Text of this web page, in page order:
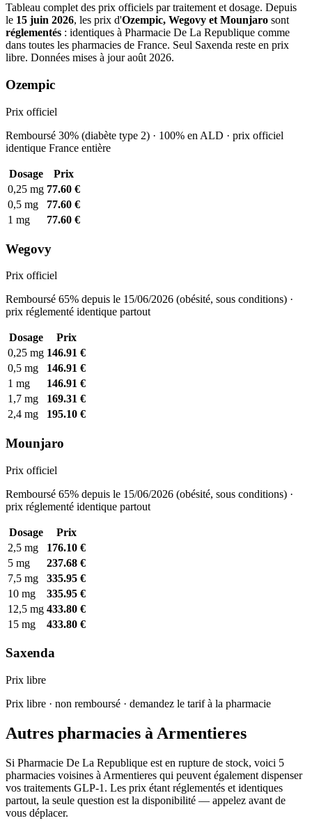
Tableau complet des prix officiels par traitement et dosage. Depuis
le 15 juin 2026, les prix d'Ozempic, Wegovy et Mounjaro sont
réglementés : identiques à Pharmacie De La Republique comme
dans toutes les pharmacies de France. Seul Saxenda reste en prix
libre. Données mises à jour août 2026.
Ozempic
Prix officiel
Remboursé 30% (diabète type 2) · 100% en ALD · prix officiel
identique France entière
Dosage
Prix
0,25 mg 77.60 €
0,5 mg
77.60 €
1 mg
77.60 €
Wegovy
Prix officiel
Remboursé 65% depuis le 15/06/2026 (obésité, sous conditions) ·
prix réglementé identique partout
Dosage
Prix
0,25 mg 146.91 €
0,5 mg
146.91 €
1 mg
146.91 €
1,7 mg
169.31 €
2,4 mg
195.10 €
Mounjaro
Prix officiel
Remboursé 65% depuis le 15/06/2026 (obésité, sous conditions) ·
prix réglementé identique partout
Dosage
Prix
2,5 mg
176.10 €
5 mg
237.68 €
7,5 mg
335.95 €
10 mg
335.95 €
12,5 mg 433.80 €
15 mg
433.80 €
Saxenda
Prix libre
Prix libre · non remboursé · demandez le tarif à la pharmacie
Autres pharmacies à Armentieres
Si Pharmacie De La Republique est en rupture de stock, voici 5
pharmacies voisines à Armentieres qui peuvent également dispenser
vos traitements GLP-1. Les prix étant réglementés et identiques
partout, la seule question est la disponibilité — appelez avant de
vous déplacer.